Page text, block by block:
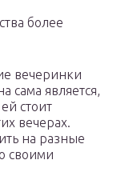
более
вечеринки
сама является,
стоит
вечерах.
на разные
своими